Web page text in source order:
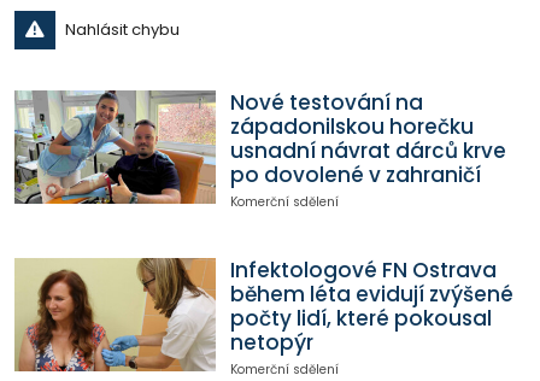
Nahlásit chybu
Nové testování na
západonilskou horečku
usnadní návrat dárců krve
po dovolené v zahraničí
Komerční sdělení
Infektologové FN Ostrava
během léta evidují zvýšené
počty lidí, které pokousal
netopýr
Komerční sdělení